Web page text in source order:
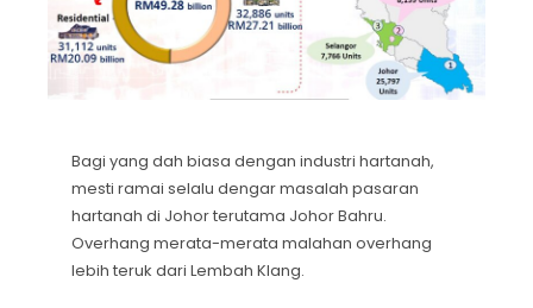
Bagi yang dah biasa dengan industri hartanah,
mesti ramai selalu dengar masalah pasaran
hartanah di Johor terutama Johor Bahru.
Overhang merata-merata malahan overhang
lebih teruk dari Lembah Klang.